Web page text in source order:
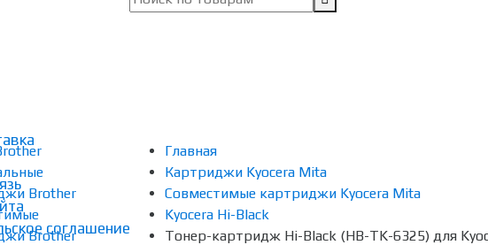
соглашение
Brother
Brother
Главная
Картриджи Kyocera Mita
Совместимые картриджи Kyocera Mita
Kyocera Hi-Black
Тонер-картридж Hi-Black (HB-TK-6325) для